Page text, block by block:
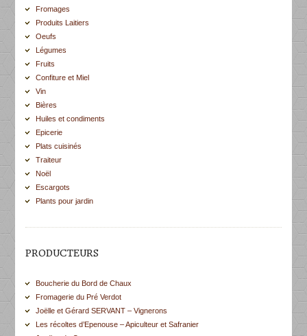
Fromages
Produits Laitiers
Oeufs
Légumes
Fruits
Confiture et Miel
Vin
Bières
Huiles et condiments
Epicerie
Plats cuisinés
Traiteur
Noël
Escargots
Plants pour jardin
PRODUCTEURS
Boucherie du Bord de Chaux
Fromagerie du Pré Verdot
Joëlle et Gérard SERVANT – Vignerons
Les récoltes d’Epenouse – Apiculteur et Safranier